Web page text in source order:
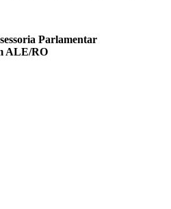
Parlamentar
ALE/RO